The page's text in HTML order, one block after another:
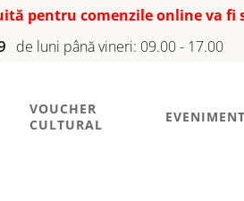
pentru comenzile online va fi
de luni până vineri: 09.00 - 17.00
VOUCHER
CULTURAL